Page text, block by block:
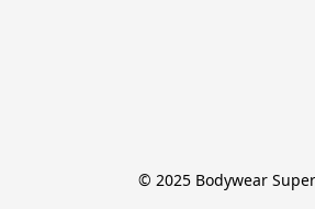
© 2025 Bodywear